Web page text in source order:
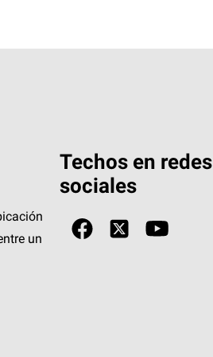
un
Techos en redes
sociales